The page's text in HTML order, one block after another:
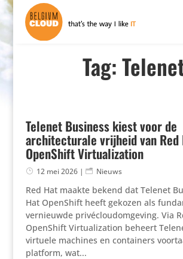
Tag:
Telenet Business kiest voor de
architecturale vrijheid van Red
OpenShift Virtualization
12 mei 2026| Nieuws
Red Hat maakte bekend dat Telenet
Hat OpenShift heeft gekozen als
vernieuwde privé­cloudom­ge­ving. Via
OpenShift Virtu­a­li­za­tion beheert
virtuele machines en contai­ners
platform, wat...